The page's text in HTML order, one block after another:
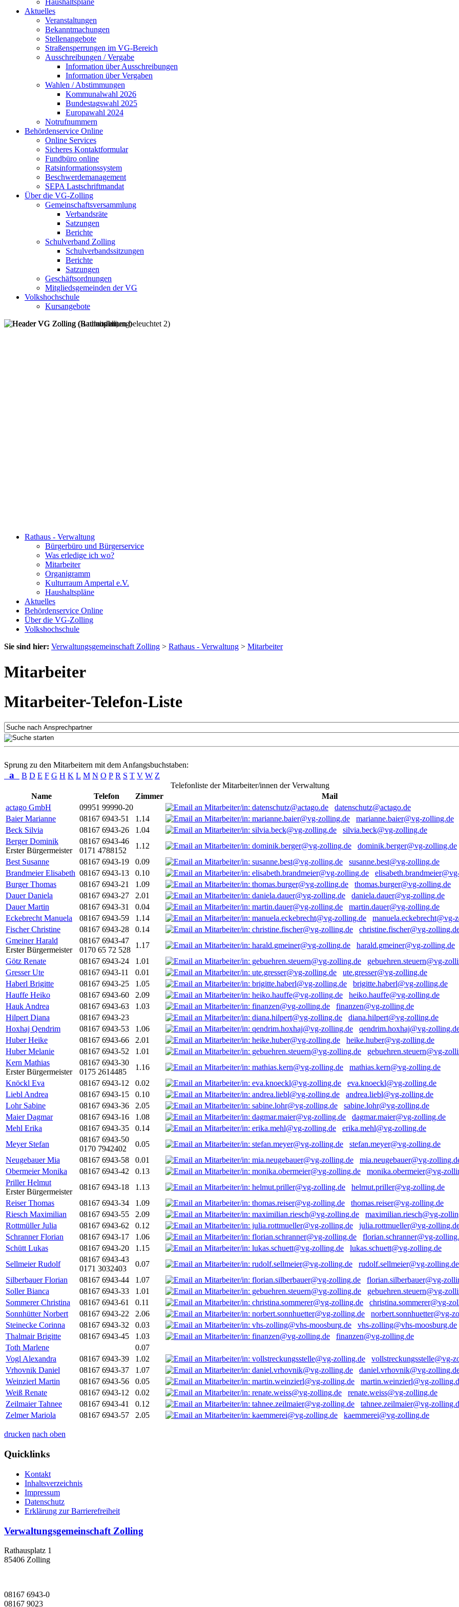
Haushaltspläne
Aktuelles
Veranstaltungen
Bekanntmachungen
Stellenangebote
Straßensperrungen im VG-Bereich
Ausschreibungen / Vergabe
Information über Ausschreibungen
Information über Vergaben
Wahlen / Abstimmungen
Kommunalwahl 2026
Bundestagswahl 2025
Europawahl 2024
Notrufnummern
Behördenservice Online
Online Services
Sicheres Kontaktformular
Fundbüro online
Ratsinformationssystem
Beschwerdemanagement
SEPA Lastschriftmandat
Über die VG-Zolling
Gemeinschaftsversammlung
Verbandsräte
Satzungen
Berichte
Schulverband Zolling
Schulverbandssitzungen
Berichte
Satzungen
Geschäftsordnungen
Mitgliedsgemeinden der VG
Volkshochschule
Kursangebote
Rathaus - Verwaltung
Bürgerbüro und Bürgerservice
Was erledige ich wo?
Mitarbeiter
Organigramm
Kulturraum Ampertal e.V.
Haushaltspläne
Aktuelles
Behördenservice Online
Über die VG-Zolling
Volkshochschule
Sie sind hier: Verwaltungsgemeinschaft Zolling > Rathaus - Verwaltung > Mitarbeiter
Mitarbeiter
Mitarbeiter-Telefon-Liste
Sprung zu den Mitarbeitern mit dem Anfangsbuchstaben:
a B D E F G H K L M N O P R S T V W Z
Telefonliste der Mitarbeiter/innen der Verwaltung
Name
Telefon Zimmer
Mail
actago GmbH
09951 99990-20
datenschutz@actago.de
Baier Marianne
08167 6943-51 1.14
marianne.baier@vg-zolling.de
Beck Silvia
08167 6943-26 1.04
silvia.beck@vg-zolling.de
Berger Dominik
Erster Bürgermeister
08167 6943-46
0171 4788152
1.12
dominik.berger@vg-zolling.de
Best Susanne
08167 6943-19 0.09
susanne.best@vg-zolling.de
Brandmeier Elisabeth 08167 6943-13 0.10
Burger Thomas
08167 6943-21 1.09
thomas.burger@vg-zolling.de
Dauer Daniela
08167 6943-27 2.01
daniela.dauer@vg-zolling.de
Dauer Martin
08167 6943-31 0.04
martin.dauer@vg-zolling.de
Eckebrecht Manuela
08167 6943-59 1.14
manuela.eckebrecht@vg-
Fischer Christine
08167 6943-28 0.14
christine.fischer@vg-
Gmeiner Harald
Erster Bürgermeister
08167 6943-47
0170 65 72 528
1.17
harald.gmeiner@vg-zolling.de
Götz Renate
08167 6943-24 1.01
gebuehren.steuern@vg-
Gresser Ute
08167 6943-11 0.01
ute.gresser@vg-zolling.de
Haberl Brigitte
08167 6943-25 1.05
brigitte.haberl@vg-zolling.de
Hauffe Heiko
08167 6943-60 2.09
heiko.hauffe@vg-zolling.de
Hauk Andrea
08167 6943-63 1.03
finanzen@vg-zolling.de
Hilpert Diana
08167 6943-23
diana.hilpert@vg-zolling.de
Hoxhaj Qendrim
08167 6943-53 1.06
qendrim.hoxhaj@vg-
Huber Heike
08167 6943-66 2.01
heike.huber@vg-zolling.de
Huber Melanie
08167 6943-52 1.01
gebuehren.steuern@vg-
Kern Mathias
Erster Bürgermeister
08167 6943-30
0175 2614485
1.16
mathias.kern@vg-zolling.de
Knöckl Eva
08167 6943-12 0.02
eva.knoeckl@vg-zolling.de
Liebl Andrea
08167 6943-15 0.10
andrea.liebl@vg-zolling.de
Lohr Sabine
08167 6943-36 2.05
sabine.lohr@vg-zolling.de
Maier Dagmar
08167 6943-16 1.08
dagmar.maier@vg-zolling.de
Mehl Erika
08167 6943-35 0.14
erika.mehl@vg-zolling.de
Meyer Stefan
08167 6943-50
0170 7942402
0.05
stefan.meyer@vg-zolling.de
Neugebauer Mia
08167 6943-58 0.01
mia.neugebauer@vg-
Obermeier Monika
08167 6943-42 0.13
monika.obermeier@vg-
Priller Helmut
Erster Bürgermeister
08167 6943-18 1.13
helmut.priller@vg-zolling.de
Reiser Thomas
08167 6943-34 1.09
thomas.reiser@vg-zolling.de
Riesch Maximilian
08167 6943-55 2.09
maximilian.riesch@vg-
Rottmüller Julia
08167 6943-62 0.12
julia.rottmueller@vg-
Schranner Florian
08167 6943-17 1.06
florian.schranner@vg-
Schütt Lukas
08167 6943-20 1.15
lukas.schuett@vg-zolling.de
Sellmeier Rudolf
08167 6943-43
0171 3032403
0.07
rudolf.sellmeier@vg-zolling.de
Silberbauer Florian
08167 6943-44 1.07
florian.silberbauer@vg-
Soller Bianca
08167 6943-33 1.01
gebuehren.steuern@vg-
Sommerer Christina
08167 6943-61 0.11
christina.sommerer@vg-
Sonnhütter Norbert
08167 6943-22 2.06
norbert.sonnhuetter@vg-
Steinecke Corinna
08167 6943-32 0.03
vhs-zolling@vhs-moosburg.de
Thalmair Brigitte
08167 6943-45 1.03
finanzen@vg-zolling.de
Toth Marlene
0.07
Vogl Alexandra
08167 6943-39 1.02
vollstreckungsstelle@vg-
Vrhovnik Daniel
08167 6943-37 1.07
daniel.vrhovnik@vg-
Weinzierl Martin
08167 6943-56 0.05
martin.weinzierl@vg-
Weiß Renate
08167 6943-12 0.02
renate.weiss@vg-zolling.de
Zeilmaier Tahnee
08167 6943-41 0.12
tahnee.zeilmaier@vg-
Zelmer Mariola
08167 6943-57 2.05 kaemmerei@vg-zolling.de
drucken nach oben
Quicklinks
Kontakt
Inhaltsverzeichnis
Impressum
Datenschutz
Erklärung zur Barrierefreiheit
Verwaltungsgemeinschaft Zolling
Rathausplatz 1
85406 Zolling
08167 6943-0
08167 9023